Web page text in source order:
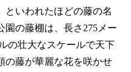
といわれたほどの藤の名
園の藤棚は、長さ275メー
の壮大なスケールで天下
の藤が華麗な花を咲かせ